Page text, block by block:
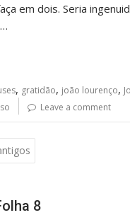
em dois. Seria
, gratidão, joão lourenço,
Leave a comment
8